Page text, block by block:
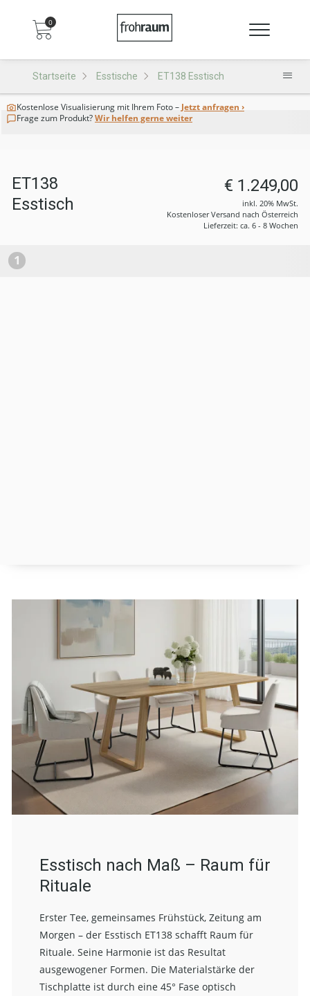
0
Startseite Esstische ET138 Esstisch
Kostenlose Visualisierung mit Ihrem Foto – Jetzt anfragen ›
Frage zum Produkt?Wir helfen gerne weiter
ET138
Esstisch
€ 1.249,00
inkl. 20% MwSt.
Kostenloser Versand nach Österreich
Lieferzeit: ca. 6 - 8 Wochen
1
Esstisch nach Maß – Raum für
Rituale
Erster Tee, gemeinsames Frühstück, Zeitung am
Morgen – der Esstisch ET138 schafft Raum für
Rituale. Seine Harmonie ist das Resultat
ausgewogener Formen. Die Materialstärke der
Tischplatte ist durch eine 45° Fase optisch